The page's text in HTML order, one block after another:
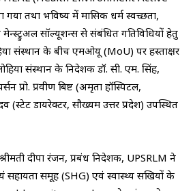
तथा भविष्य में मासिक धर्म स्वच्छता,
सॉल्यूशन्स से संबंधित गतिविधियों हेतु
संस्थान के बीच एमओयू (MoU) पर हस्ताक्षर
संस्थान के निदेशक डॉ. सी. एम. सिंह,
प्रो. प्रवीण बिष्ट (अमृता हॉस्पिटल,
(स्टेट डायरेक्टर, सौख्यम उत्तर प्रदेश) उपस्थित
दीपा रंजन, प्रबंध निदेशक, UPSRLM ने
सहायता समूह (SHG) एवं स्वास्थ्य सखियों के